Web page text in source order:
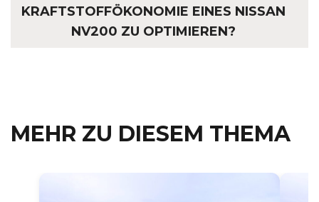
KRAFTSTOFFÖKONOMIE EINES NISSAN
NV200 ZU OPTIMIEREN?
MEHR ZU DIESEM THEMA